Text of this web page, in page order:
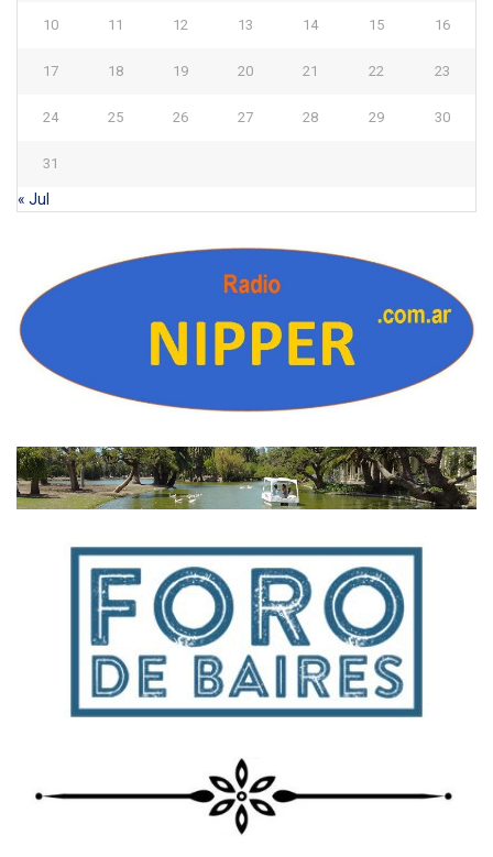
10 11 12 13 14 15 16
17 18 19 20 21 22 23
24 25 26 27 28 29 30
31
« Jul